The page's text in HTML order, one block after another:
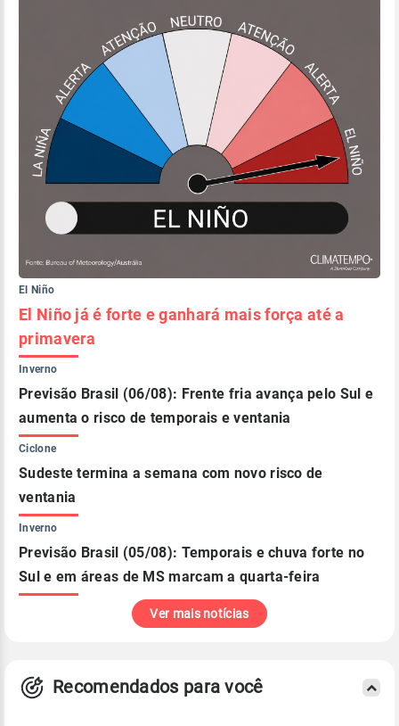
El Niño
El Niño já é forte e ganhará mais força até a
primavera
Inverno
Previsão Brasil (06/08): Frente fria avança pelo Sul e
aumenta o risco de temporais e ventania
Ciclone
Sudeste termina a semana com novo risco de
ventania
Inverno
Previsão Brasil (05/08): Temporais e chuva forte no
Sul e em áreas de MS marcam a quarta-feira
Ver mais notícias
Recomendados para você